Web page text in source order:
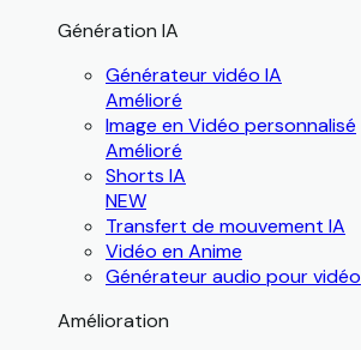
Génération IA
Générateur vidéo IA
Amélioré
Image en Vidéo personnalisé
Amélioré
Shorts IA
NEW
Transfert de mouvement IA
Vidéo en Anime
Générateur audio pour vidéo
Amélioration